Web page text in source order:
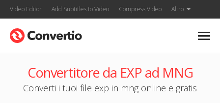
Video Editor Add Subtitles to Video Compress Video Altro
Convertitore da EXP ad MNG
Converti i tuoi file exp in mng online e gratis